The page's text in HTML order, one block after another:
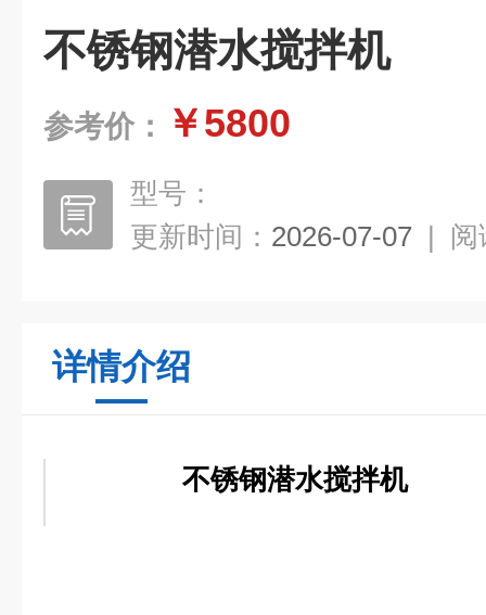
不锈钢潜水搅拌机
参考价： ￥5800
型号：
更新时间： 2026-07-07 | 阅
详情介绍
不锈钢潜水搅拌机